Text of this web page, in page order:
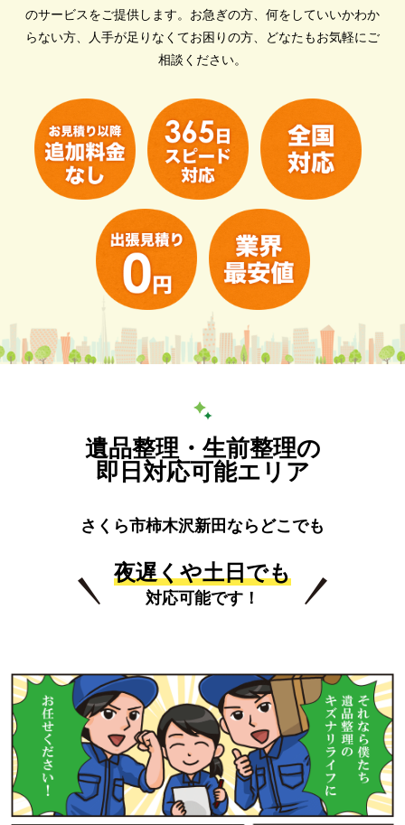
のサービスをご提供します。 お急ぎの方、何をしていいかわか
らない方、人手が足りなくてお困りの方、どなたもお気軽にご
相談ください。
遺品整理・生前整理の
即日対応可能エリア
さくら市柿木沢新田ならどこでも
夜遅くや土日でも
対応可能です！